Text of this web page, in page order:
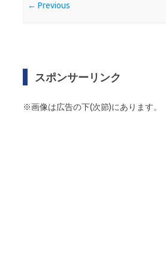
← Previous
スポンサーリンク
※画像は広告の下(次節)にあります。